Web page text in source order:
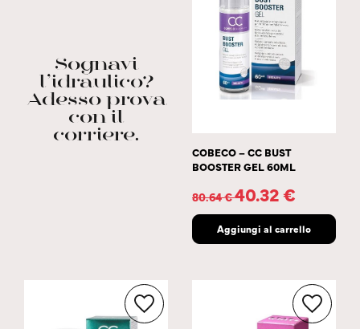
Sognavi
l’idraulico?
Adesso prova
con il
corriere.
COBECO – CC BUST
BOOSTER GEL 60ML
80.64€40.32€
Aggiungi al carrello